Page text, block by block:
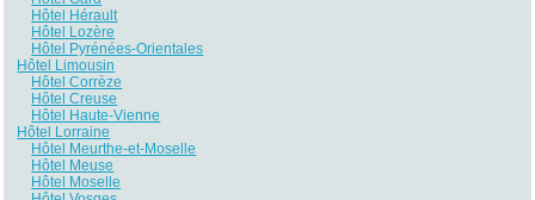
Hôtel Hérault
Hôtel Lozère
Hôtel Pyrénées-Orientales
Hôtel Limousin
Hôtel Corrèze
Hôtel Creuse
Hôtel Haute-Vienne
Hôtel Lorraine
Hôtel Meurthe-et-Moselle
Hôtel Meuse
Hôtel Moselle